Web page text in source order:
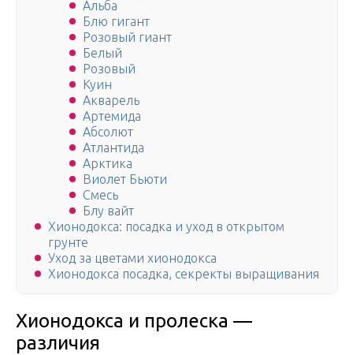
Альба
Блю гигант
Розовый гиант
Белый
Розовый
Куин
Акварель
Артемида
Абсолют
Атлантида
Арктика
Виолет Бьюти
Смесь
Блу вайт
Хионодокса: посадка и уход в открытом
грунте
Уход за цветами хионодокса
Хионодокса посадка, секректы выращивания
Хионодокса и пролеска —
различия